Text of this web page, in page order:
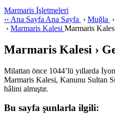
Marmaris İşletmeleri
‹‹ Ana Sayfa Ana Sayfa › Muğla ›
› Marmaris Kalesi Marmaris
Marmaris Kalesi ›
Milattan önce 1044’lü yıllarda
Marmaris Kalesi, Kanunu Sultan
hâlini almıştır.
Bu sayfa şunlarla ilgili: